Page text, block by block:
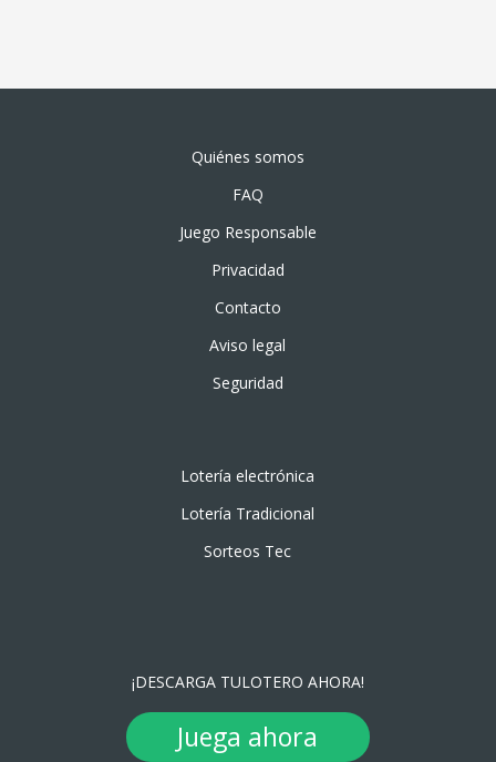
Quiénes somos
FAQ
Juego Responsable
Privacidad
Contacto
Aviso legal
Seguridad
Lotería electrónica
Lotería Tradicional
Sorteos Tec
¡DESCARGA TULOTERO AHORA!
Juega ahora